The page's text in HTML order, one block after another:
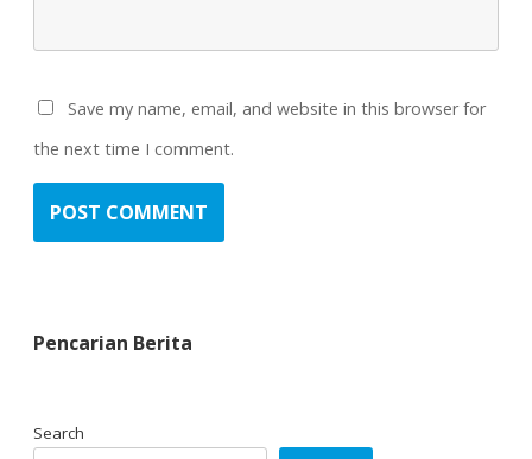
Save my name, email, and website in this browser for
the next time I comment.
Pencarian Berita
Search